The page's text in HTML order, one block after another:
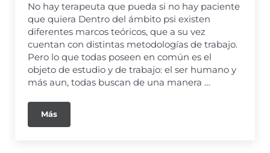
No hay terapeuta que pueda si no hay paciente
que quiera Dentro del ámbito psi existen
diferentes marcos teóricos, que a su vez
cuentan con distintas metodologías de trabajo.
Pero lo que todas poseen en común es el
objeto de estudio y de trabajo: el ser humano y
más aun, todas buscan de una manera …
Más